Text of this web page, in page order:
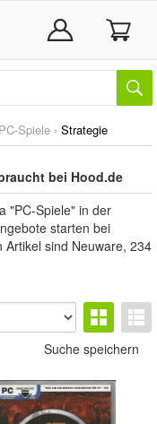
PC-Spiele › Strategie
bei Hood.de
"PC-Spiele" in der
starten bei
sind Neuware, 234
Suche speichern